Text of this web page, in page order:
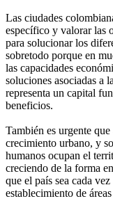
Las ciudades
específico y valorar las
para solucionar los
sobretodo porque en
las capacidades
soluciones asociadas a
representa un capital
beneficios.
También es urgente
crecimiento urbano, y
humanos ocupan el
creciendo de la forma
que el país sea cada
establecimiento de